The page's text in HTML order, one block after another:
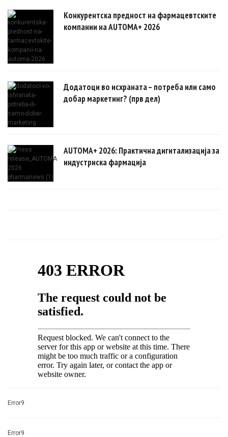
Конкурентска предност на фармацевтските
компании на AUTOMA+ 2026
Додатоци во исхраната – потреба или само
добар маркетинг? (прв дел)
AUTOMA+ 2026: Практична дигитализација за
индустриска фармација
Error9
Error9